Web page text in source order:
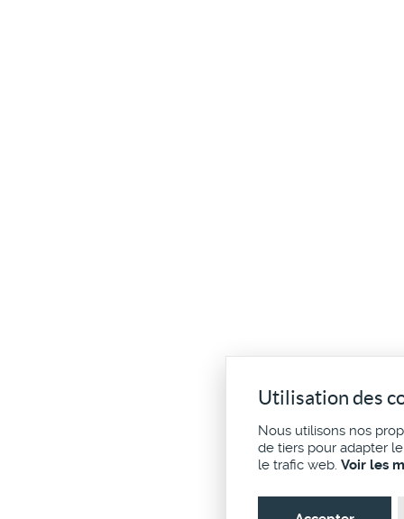
Utilisation des
Nous utilisons nos
de tiers pour adapter
le trafic web. Voir les